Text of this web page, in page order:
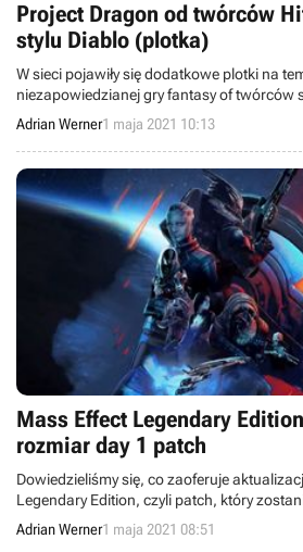
Project Dragon od twórców
stylu Diablo (plotka)
W sieci pojawiły się dodatkowe plotki na
niezapowiedzianej gry fantasy of twórców
nich, że będzie to produkcja w stylu Diablo,
umieszczoną za plecami postaci.
Adrian Werner1 maja 2021 10:13
Mass Effect Legendary
rozmiar day 1 patch
Dowiedzieliśmy się, co zaoferuje
Legendary Edition, czyli patch, który
premiery produkcji.
Adrian Werner1 maja 2021 08:51